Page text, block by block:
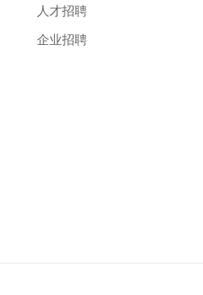
人才招聘
企业招聘